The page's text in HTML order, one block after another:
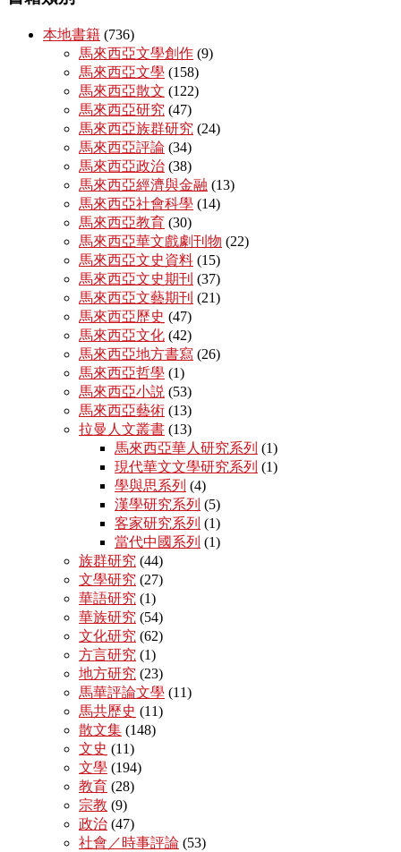
本地書籍 (736)
馬來西亞文學創作 (9)
馬來西亞文學 (158)
馬來西亞散文 (122)
馬來西亞研究 (47)
馬來西亞族群研究 (24)
馬來西亞評論 (34)
馬來西亞政治 (38)
馬來西亞經濟與金融 (13)
馬來西亞社會科學 (14)
馬來西亞教育 (30)
馬來西亞華文戲劇刊物 (22)
馬來西亞文史資料 (15)
馬來西亞文史期刊 (37)
馬來西亞文藝期刊 (21)
馬來西亞歷史 (47)
馬來西亞文化 (42)
馬來西亞地方書寫 (26)
馬來西亞哲學 (1)
馬來西亞小説 (53)
馬來西亞藝術 (13)
拉曼人文叢書 (13)
馬來西亞華人研究系列 (1)
現代華文文學研究系列 (1)
學與思系列 (4)
漢學研究系列 (5)
客家研究系列 (1)
當代中國系列 (1)
族群研究 (44)
文學研究 (27)
華語研究 (1)
華族研究 (54)
文化研究 (62)
方言研究 (1)
地方研究 (23)
馬華評論文學 (11)
馬共歷史 (11)
散文集 (148)
文史 (11)
文學 (194)
教育 (28)
宗教 (9)
政治 (47)
社會／時事評論 (53)